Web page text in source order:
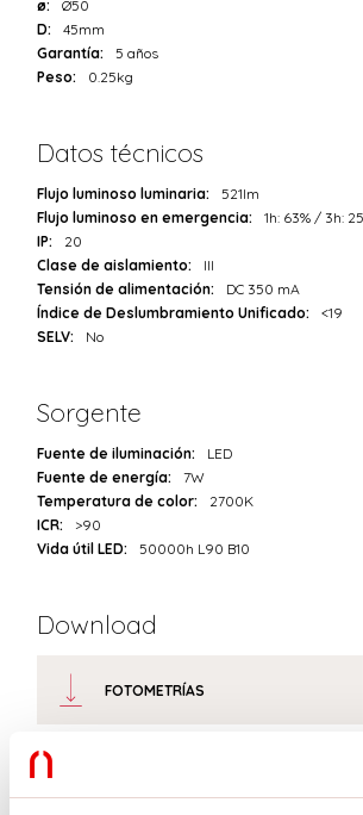
ø:
Ø50
D:
45mm
Garantía:
5 años
Peso:
0.25kg
Datos técnicos
Flujo luminoso luminaria:
521lm
Flujo luminoso en emergencia:
1h: 63% / 3h:
IP:
20
Clase de aislamiento:
III
Tensión de alimentación:
DC 350 mA
Índice de Deslumbramiento Unificado:
<19
SELV:
No
Sorgente
Fuente de iluminación:
LED
Fuente de energía:
7W
Temperatura de color:
2700K
ICR:
>90
Vida útil LED:
50000h L90 B10
Download
FOTOMETRÍAS